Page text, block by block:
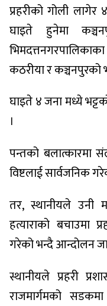
प्रहरीको गोली
घाइते हुनेमा
कठरीया र
घाइते ४ जना मध्ये
।
पन्तको बलात्कारमा
विष्टलाई सार्वजनिक
तर, स्थानीयले उनी
हत्याराको बचाउमा
गरेको भन्दै आन्दोलन
स्थानीयले प्रहरी
राजमार्गमको